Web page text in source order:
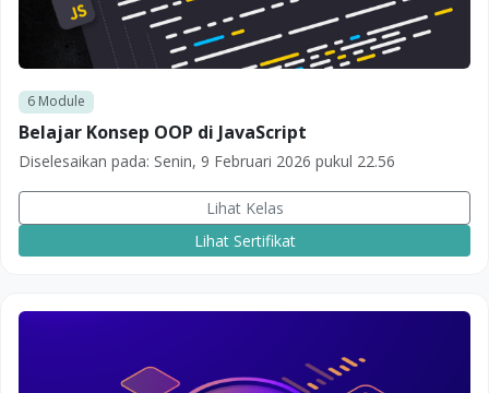
6Module
Belajar Konsep OOP di JavaScript
Diselesaikan pada: Senin, 9 Februari 2026 pukul 22.56
Lihat Kelas
Lihat Sertifikat